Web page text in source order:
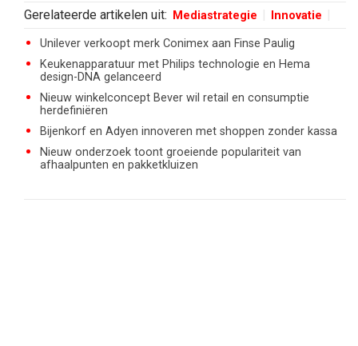
Gerelateerde artikelen uit: Mediastrategie Innovatie
Unilever verkoopt merk Conimex aan Finse Paulig
Keukenapparatuur met Philips technologie en Hema
design-DNA gelanceerd
Nieuw winkelconcept Bever wil retail en consumptie
herdefiniëren
Bijenkorf en Adyen innoveren met shoppen zonder kassa
Nieuw onderzoek toont groeiende populariteit van
afhaalpunten en pakketkluizen